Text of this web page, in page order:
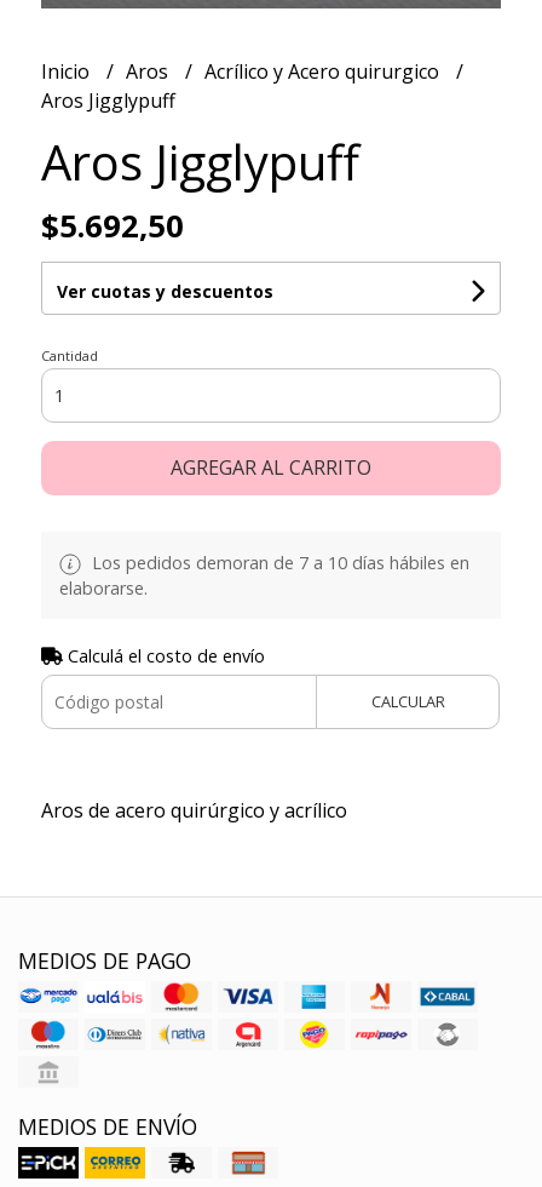
Inicio Aros
Acrílico y Acero quirurgico
Aros Jigglypuff
Aros Jigglypuff
$5.692,50
Ver cuotas y descuentos
Cantidad
AGREGAR AL CARRITO
Los pedidos demoran de 7 a 10 días hábiles en
elaborarse.
Calculá el costo de envío
CALCULAR
Aros de acero quirúrgico y acrílico
MEDIOS DE PAGO
MEDIOS DE ENVÍO